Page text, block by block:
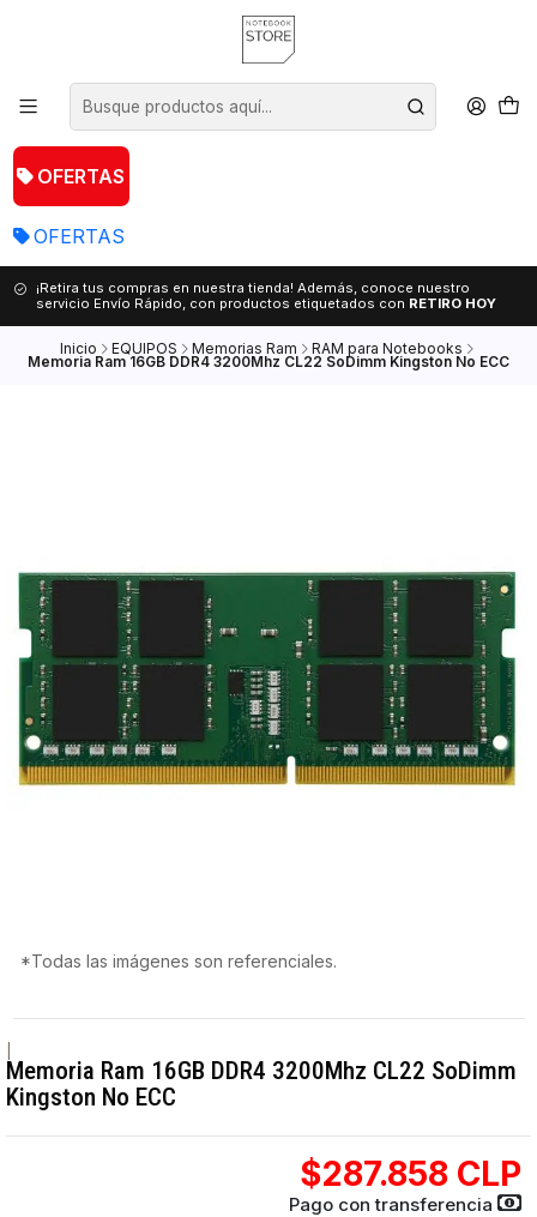
OFERTAS
OFERTAS
¡Retira tus compras en nuestra tienda! Además, conoce nuestro
servicio Envío Rápido, con productos etiquetados con RETIRO HOY
Inicio EQUIPOS Memorias Ram RAM para Notebooks
Memoria Ram 16GB DDR4 3200Mhz CL22 SoDimm Kingston No ECC
*Todas las imágenes son referenciales.
Memoria Ram 16GB DDR4 3200Mhz CL22 SoDimm
Kingston No ECC
$287.858 CLP
Pago con transferencia